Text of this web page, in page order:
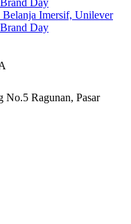
Imersif, Unilever
Day
Ragunan, Pasar